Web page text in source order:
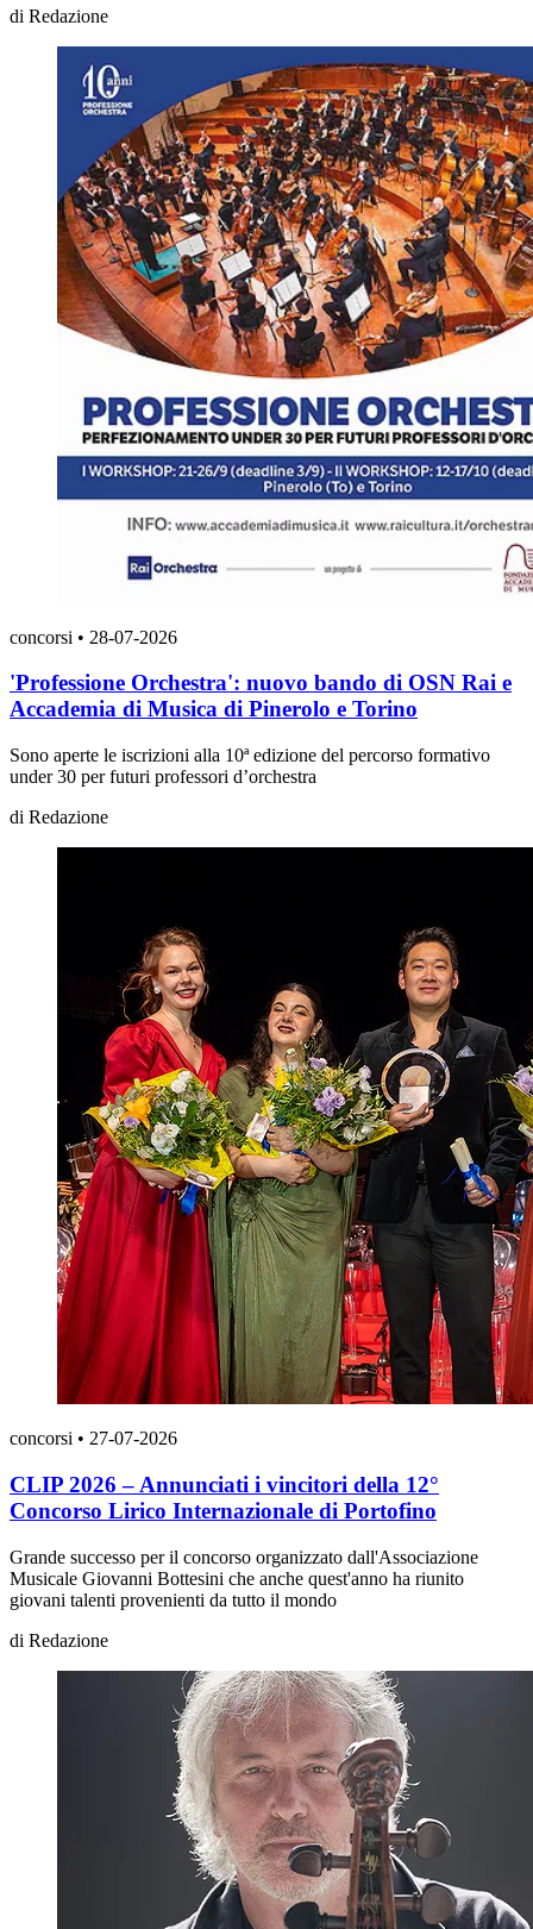
di Redazione
concorsi • 28-07-2026
'Professione Orchestra': nuovo bando di OSN Rai e
Accademia di Musica di Pinerolo e Torino
Sono aperte le iscrizioni alla 10ª edizione del percorso formativo
under 30 per futuri professori d’orchestra
di Redazione
concorsi • 27-07-2026
CLIP 2026 – Annunciati i vincitori della 12°
Concorso Lirico Internazionale di Portofino
Grande successo per il concorso organizzato dall'Associazione
Musicale Giovanni Bottesini che anche quest'anno ha riunito
giovani talenti provenienti da tutto il mondo
di Redazione